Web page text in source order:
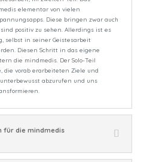
elementar von vielen
Diese bringen zwar auch
positiv zu sehen. Allerdings ist es
selbst in seiner Geistesarbeit
Diesen Schritt in das eigene
die mindmedis. Der Solo-Teil
die vorab erarbeiteten Ziele und
abzurufen und uns
für die mindmedis